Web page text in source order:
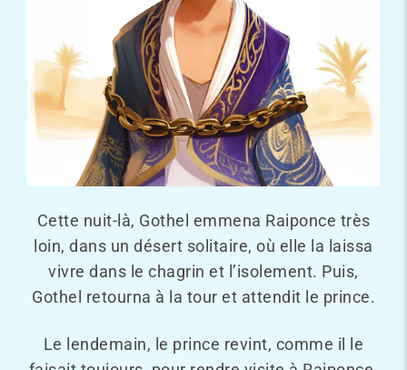
Cette nuit-là, Gothel emmena Raiponce très
loin, dans un désert solitaire, où elle la laissa
vivre dans le chagrin et l’isolement. Puis,
Gothel retourna à la tour et attendit le prince.
Le lendemain, le prince revint, comme il le